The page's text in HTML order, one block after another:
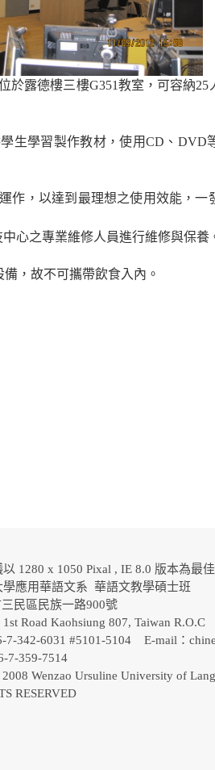
於露德樓三樓G351教室，可容納
生學習製作教材，使用CD、DVD
作，以達到最理想之使用效能，
之專業維修人員進行維修與保養
，故不可攜帶飲食入內。
1280 x 1050 Pixal , IE 8.0 版本為最
學應用華語文系 華語文教學碩士班
民區民族一路900號
Road Kaohsiung 807, Taiwan R.O.C
7-342-6031 #5101-5104 E-mail：
7-359-7514
Wenzao Ursuline University of
RESERVED